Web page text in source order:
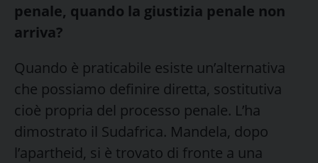
penale, quando la giustizia penale non
arriva?
Quando è praticabile esiste un’alternativa
che possiamo definire diretta, sostitutiva
cioè propria del processo penale. L’ha
dimostrato il Sudafrica. Mandela, dopo
l’apartheid, si è trovato di fronte a una